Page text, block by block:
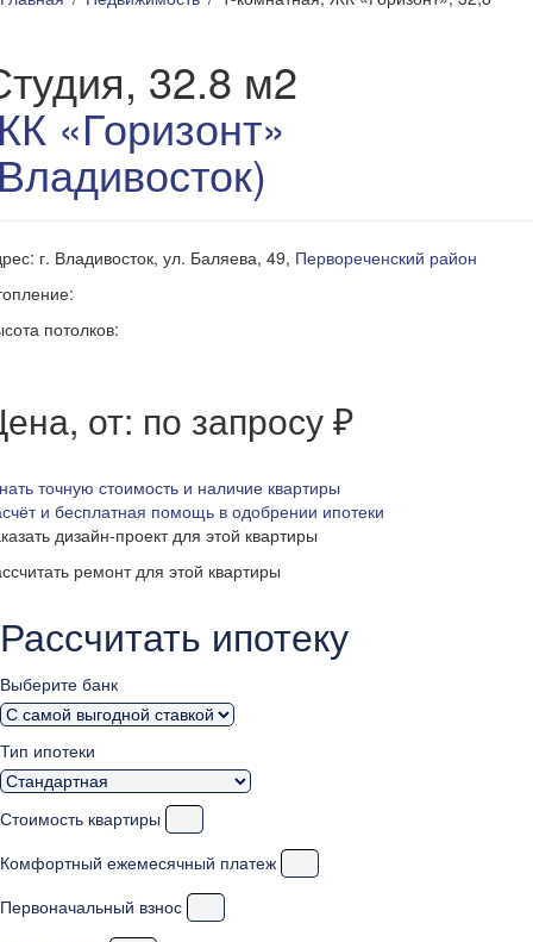
32.8 м2
«Горизонт»
г. Владивосток, ул. Баляева, 49, Первореченский район
потолков:
от: по запросу ₽
точную стоимость и наличие квартиры
и бесплатная помощь в одобрении ипотеки
дизайн-проект для этой квартиры
ремонт для этой квартиры
Рассчитать ипотеку
Выберите банк
Тип ипотеки
Стоимость квартиры
Комфортный ежемесячный платеж
Первоначальный взнос